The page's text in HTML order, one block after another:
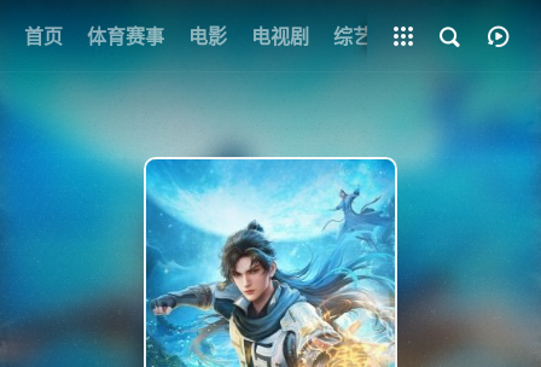
首页 体育赛事 电影 电视剧 综艺 动漫 短剧
全部影片